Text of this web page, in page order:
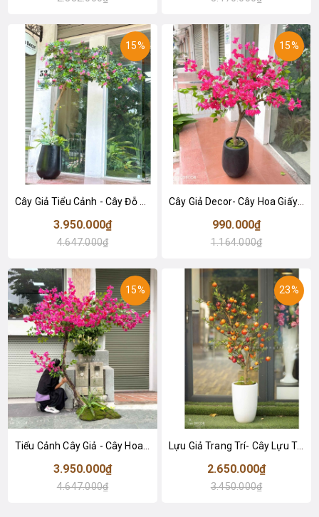
15%
3.950.000₫
4.647.000₫
15%
Cây Giả Decor- Cây Hoa Giấy Giả Thân Gỗ Tự Nhiên Trang Trí Cửa Hiệu (145cm)- CC1091
990.000₫
1.164.000₫
15%
3.950.000₫
4.647.000₫
23%
Lựu Giả Trang Trí- Cây Lựu Trang Trí Tết (150cm)- CC1012
2.650.000₫
3.450.000₫